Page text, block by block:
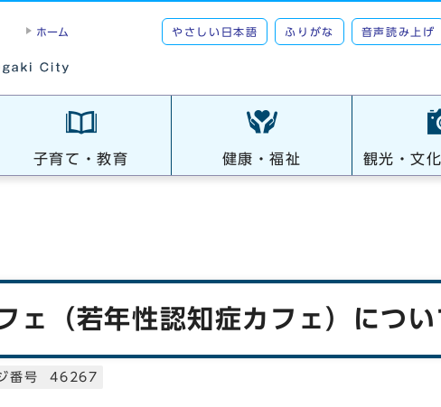
ホーム やさしい日本語 ふりがな 音声読み上げ
子育て・教育 健康・福祉 観光・文
ェ（若年性認知症カフェ）につい
番号 46267